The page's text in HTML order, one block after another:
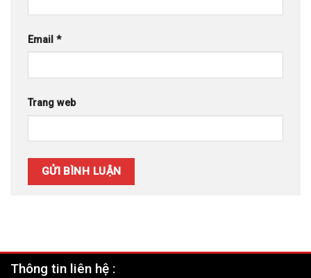
Email *
Trang web
Thông tin liên hệ :